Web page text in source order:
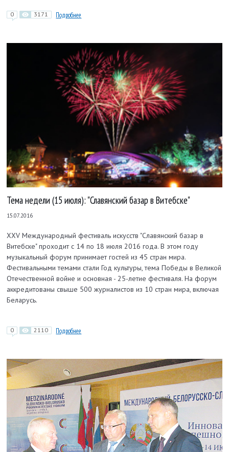
0 3171 Подробнее
Тема недели (15 июля): "Славянский базар в Витебске"
15.07.2016
XXV Международный фестиваль искусств "Славянский базар в
Витебске" проходит с 14 по 18 июля 2016 года. В этом году
музыкальный форум принимает гостей из 45 стран мира.
Фестивальными темами стали Год культуры, тема Победы в Великой
Отечественной войне и основная - 25-летие фестиваля. На форум
аккредитованы свыше 500 журналистов из 10 стран мира, включая
Беларусь.
0 2110 Подробнее